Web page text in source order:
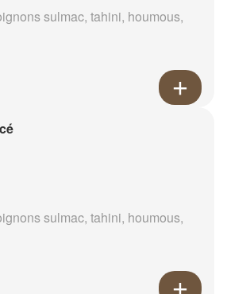
sulmac, tahini, houmous,
sulmac, tahini, houmous,